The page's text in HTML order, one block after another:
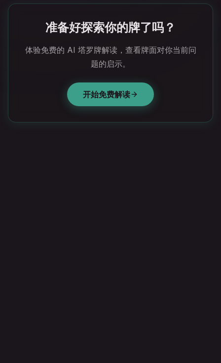
准备好探索你的牌了吗？
体验免费的 AI 塔罗牌解读，查看牌面对你当前问
题的启示。
开始免费解读